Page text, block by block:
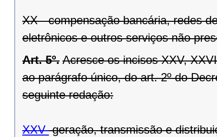
XX - compensação bancária, redes
eletrônicos e outros serviços não
Art. 5º. Acresce os incisos XXV,
ao parágrafo único, do art. 2º do
seguinte redação:
XXV-geração, transmissão e